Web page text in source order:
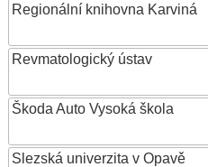
Regionální knihovna Karviná
Revmatologický ústav
Škoda Auto Vysoká škola
Slezská univerzita v Opavě